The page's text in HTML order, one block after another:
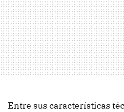
Entre sus características